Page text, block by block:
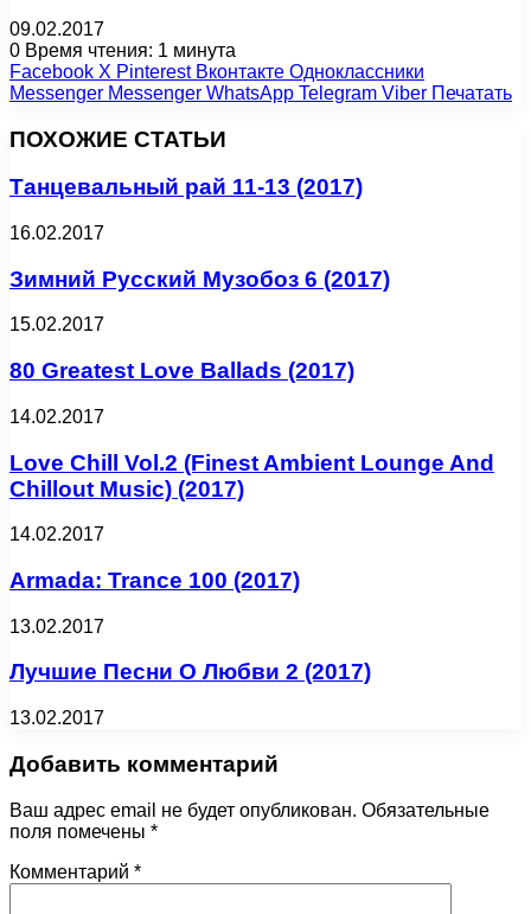
09.02.2017
0 Время чтения: 1 минута
Facebook X Pinterest Вконтакте Одноклассники
Messenger Messenger WhatsApp Telegram Viber Печатать
ПОХОЖИЕ СТАТЬИ
Танцевальный рай 11-13 (2017)
16.02.2017
Зимний Русский Музобоз 6 (2017)
15.02.2017
80 Greatest Love Ballads (2017)
14.02.2017
Love Chill Vol.2 (Finest Ambient Lounge And
Chillout Music) (2017)
14.02.2017
Armada: Trance 100 (2017)
13.02.2017
Лучшие Песни О Любви 2 (2017)
13.02.2017
Добавить комментарий
Ваш адрес email не будет опубликован. Обязательные
поля помечены *
Комментарий *